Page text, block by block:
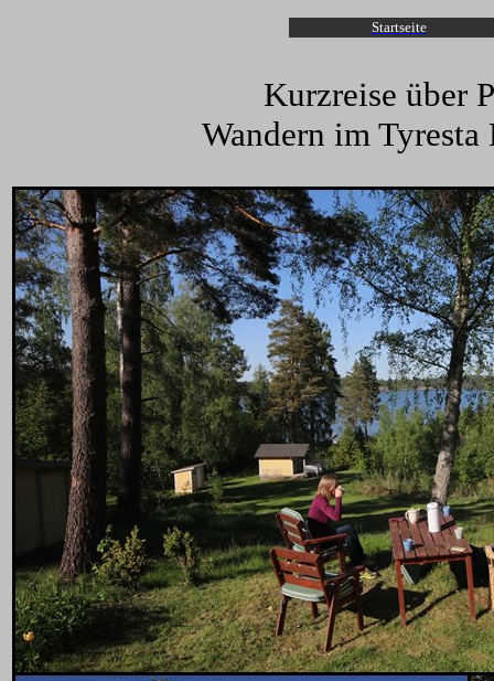
Startseite
Kurzreise über
Wandern im